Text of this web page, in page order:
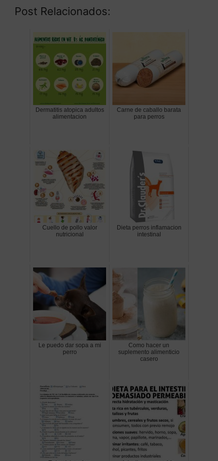
Post Relacionados:
Dermatitis atopica adultos
alimentacion
Carne de caballo barata
para perros
Cuello de pollo valor
nutricional
Dieta perros inflamacion
intestinal
Le puedo dar sopa a mi
perro
Como hacer un
suplemento alimenticio
casero